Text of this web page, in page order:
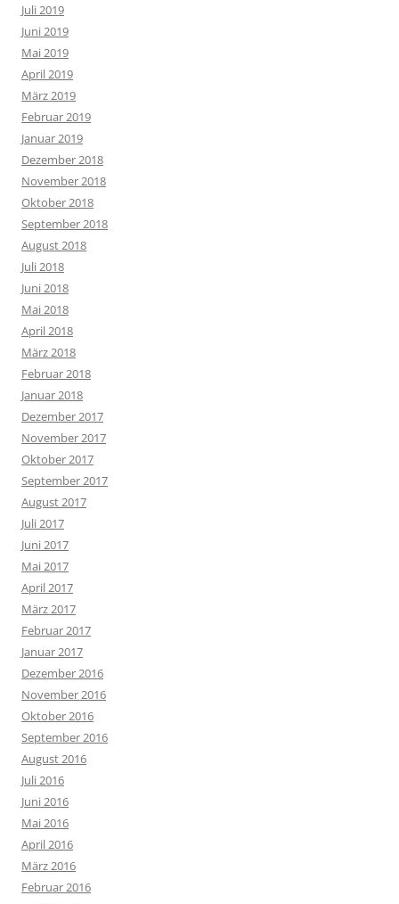
Juli 2019
Juni 2019
Mai 2019
April 2019
März 2019
Februar 2019
Januar 2019
Dezember 2018
November 2018
Oktober 2018
September 2018
August 2018
Juli 2018
Juni 2018
Mai 2018
April 2018
März 2018
Februar 2018
Januar 2018
Dezember 2017
November 2017
Oktober 2017
September 2017
August 2017
Juli 2017
Juni 2017
Mai 2017
April 2017
März 2017
Februar 2017
Januar 2017
Dezember 2016
November 2016
Oktober 2016
September 2016
August 2016
Juli 2016
Juni 2016
Mai 2016
April 2016
März 2016
Februar 2016